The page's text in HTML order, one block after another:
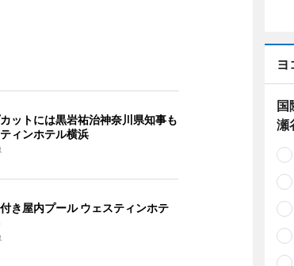
ットには黒岩祐治神奈川県知事も
ィンホテル横浜
き屋内プール ウェスティンホテ
ヨ
瀬